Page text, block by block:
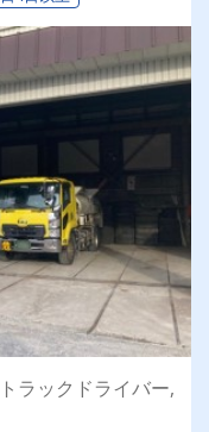
ラックドライバー,